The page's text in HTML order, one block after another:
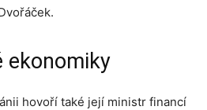
ekonomiky
hovoří také její ministr financí